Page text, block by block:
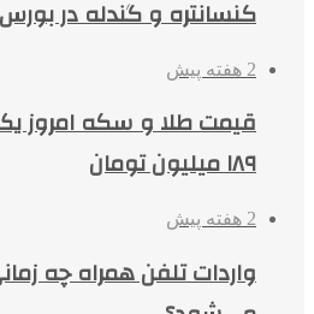
کنسانتره و گندله در
2 هفته پیش
قیمت طلا و سکه امروز
۱۸۹ میلیون تومان
2 هفته پیش
واردات تلفن همراه چه